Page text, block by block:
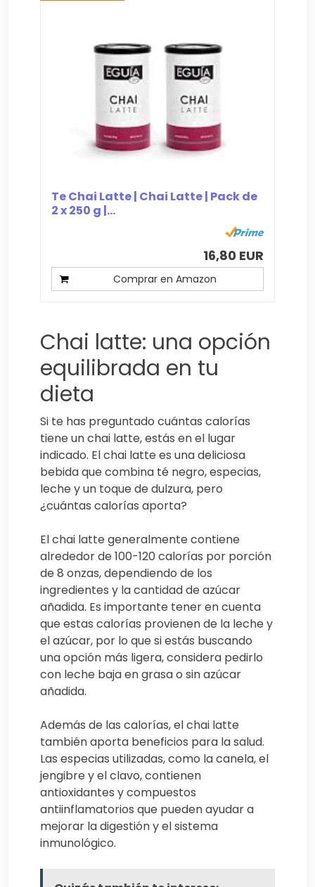
Te Chai Latte | Chai Latte | Pack de
2 x 250 g |...
16,80 EUR
Comprar en Amazon
Chai latte: una opción
equilibrada en tu
dieta
Si te has preguntado cuántas calorías
tiene un chai latte, estás en el lugar
indicado. El chai latte es una deliciosa
bebida que combina té negro, especias,
leche y un toque de dulzura, pero
¿cuántas calorías aporta?
El chai latte generalmente contiene
alrededor de 100-120 calorías por porción
de 8 onzas, dependiendo de los
ingredientes y la cantidad de azúcar
añadida. Es importante tener en cuenta
que estas calorías provienen de la leche y
el azúcar, por lo que si estás buscando
una opción más ligera, considera pedirlo
con leche baja en grasa o sin azúcar
añadida.
Además de las calorías, el chai latte
también aporta beneficios para la salud.
Las especias utilizadas, como la canela, el
jengibre y el clavo, contienen
antioxidantes y compuestos
antiinflamatorios que pueden ayudar a
mejorar la digestión y el sistema
inmunológico.